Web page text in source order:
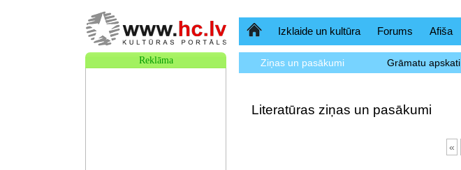
SākumlapaIzklaide un kultūra Forums Afiša
Ziņas un pasākumi Grāmatu apskati
Literatūras ziņas un pasākumi
«
Reklāma